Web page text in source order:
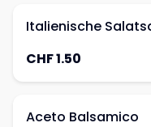
Italienische
CHF 1.50
Aceto Balsamico